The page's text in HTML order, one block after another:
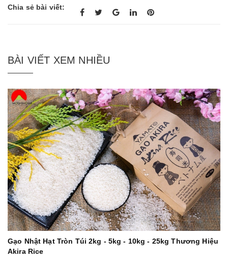
Chia sẻ bài viết:
BÀI VIẾT XEM NHIỀU
Gạo Nhật Hạt Tròn Túi 2kg - 5kg - 10kg - 25kg Thương Hiệu
Akira Rice